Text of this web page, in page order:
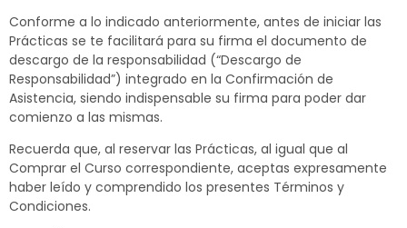
Conforme a lo indicado anteriormente, antes de iniciar las
Prácticas se te facilitará para su firma el documento de
descargo de la responsabilidad (“Descargo de
Responsabilidad”) integrado en la Confirmación de
Asistencia, siendo indispensable su firma para poder dar
comienzo a las mismas.
Recuerda que, al reservar las Prácticas, al igual que al
Comprar el Curso correspondiente, aceptas expresamente
haber leído y comprendido los presentes Términos y
Condiciones.